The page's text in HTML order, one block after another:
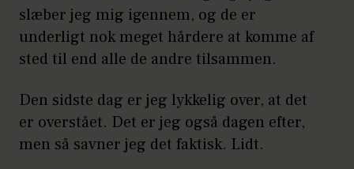
slæber jeg mig igennem, og de er
underligt nok meget hårdere at komme af
sted til end alle de andre tilsammen.
Den sidste dag er jeg lykkelig over, at det
er overstået. Det er jeg også dagen efter,
men så savner jeg det faktisk. Lidt.